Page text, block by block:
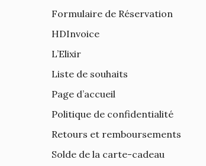
Formulaire de Réservation
HDInvoice
L’Elixir
Liste de souhaits
Page d’accueil
Politique de confidentialité
Retours et remboursements
Solde de la carte-cadeau